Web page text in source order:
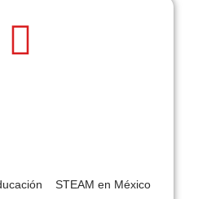
STEAM en México